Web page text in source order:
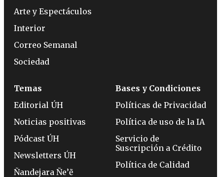
Arte y Espectáculos
Interior
Correo Semanal
Sociedad
Temas
Editorial ÚH
Noticias positivas
Pódcast ÚH
Newsletters ÚH
Ñandejara Ñe’ẽ
Bases y Condiciones
Políticas de Privacidad
Política de uso de la IA
Servicio de
Suscripción a Crédito
Política de Calidad